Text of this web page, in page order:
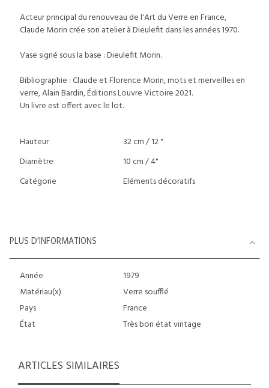
Acteur principal du renouveau de l'Art du Verre en France,
Claude Morin crée son atelier à Dieulefit dans les années 1970.
Vase signé sous la base : Dieulefit Morin.
Bibliographie : Claude et Florence Morin, mots et merveilles en
verre, Alain Bardin, Éditions Louvre Victoire 2021.
Un livre est offert avec le lot.
Hauteur
32 cm / 12 "
Diamètre
10 cm / 4"
Catégorie
Eléments décoratifs
PLUS D’INFORMATIONS
Année
1979
Matériau(x)
Verre soufflé
Pays
France
État
Très bon état vintage
ARTICLES SIMILAIRES